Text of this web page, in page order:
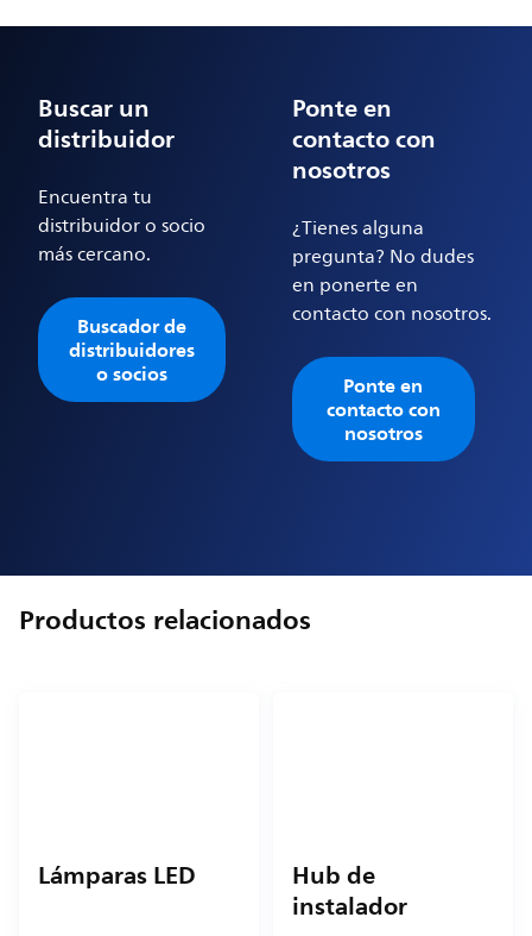
Buscar un
distribuidor
Encuentra tu
distribuidor o socio
más cercano.
Buscador de
distribuidores
o socios
Ponte en
contacto con
nosotros
¿Tienes alguna
pregunta? No dudes
en ponerte en
contacto con nosotros.
Ponte en
contacto con
nosotros
Productos relacionados
Lámparas LED Hub de
instalador